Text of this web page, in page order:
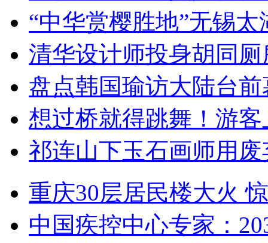
“中华赏樱胜地”无锡
清华设计师投身胡同
盘点韩国瑜访大陆台
想过桥就得跳舞！游客
祁连山下玉石画师用
重庆30层居民楼大火
中国疾控中心专家：